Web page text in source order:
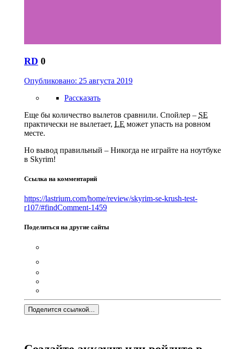
RD 0
Опубликовано: 25 августа 2019
Рассказать
Еще бы количество вылетов сравнили. Спойлер – SE
практически не вылетает, LE может упасть на ровном
месте.
Но вывод правильный – Никогда не играйте на ноутбуке
в Skyrim!
Ссылка на комментарий
https://lastrium.com/home/review/skyrim-se-krush-test-
r107/#findComment-1459
Поделиться на другие сайты
Поделится ссылкой...